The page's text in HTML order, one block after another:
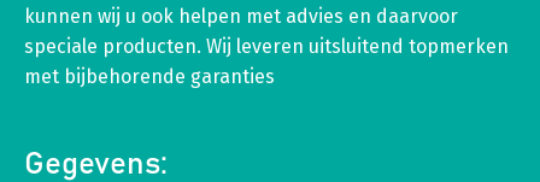
kunnen wij u ook helpen met advies en daarvoor
speciale producten. Wij leveren uitsluitend topmerken
met bijbehorende garanties
Gegevens: